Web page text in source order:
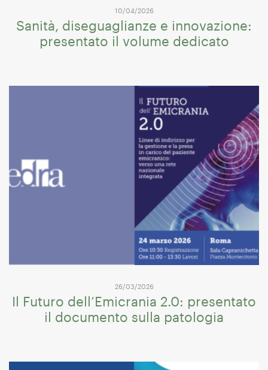
10/04/2026
Sanità, diseguaglianze e innovazione:
presentato il volume dedicato
26/03/2026
Il Futuro dell’Emicrania 2.0: presentato
il documento sulla patologia